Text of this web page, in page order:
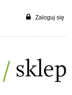
Zaloguj się